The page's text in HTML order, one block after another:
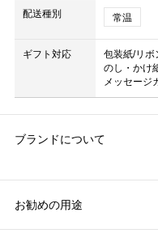
配送種別 常温
ギフト対応
包装紙/リボ
のし・かけ
メッセージ
ブランドについて
お勧めの用途